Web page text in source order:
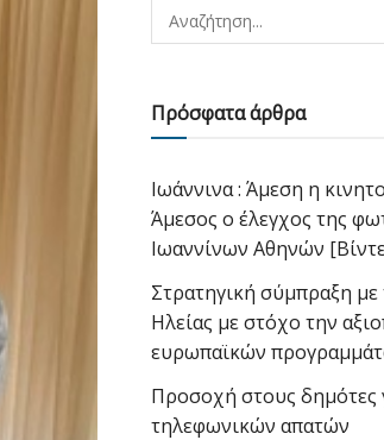
Πρόσφατα άρθρα
Ιωάννινα : Άμεση η
Άμεσος ο έλεγχος της
Ιωαννίνων Αθηνών
Στρατηγική σύμπραξη με
Ηλείας με στόχο την
ευρωπαϊκών
Προσοχή στους δημότες
τηλεφωνικών απατών